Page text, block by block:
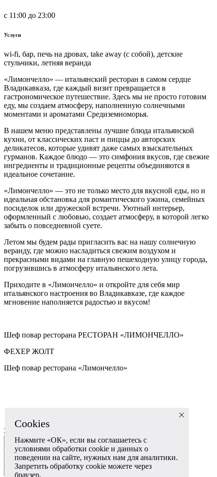
Cookies
Нажмите «ОК», если вы соглашаетесь с
условиями обработки cookie и данных о
поведении на сайте, нужных нам для аналитики.
Запретить обработку cookie можете через
браузер.
с 11:00 до 23:00
Услуги
wi-fi, бар, печь на дровах, take away (с собой), детские
стульчики, летняя веранда
«Лимончелло» — итальянский ресторан в самом сердце
Владикавказа, где каждый визит превращается в
гастрономическое путешествие. Здесь мы не просто готовим
еду, мы создаем атмосферу, наполненную солнечными
моментами и ароматами Средиземноморья.
В нашем меню представлены лучшие блюда итальянской
кухни, от классических паст и пиццы до авторских
деликатесов, которые удивят даже самых взыскательных
гурманов. Каждое блюдо — это симфония вкусов, где свежие
ингредиенты и традиционные рецепты объединяются в
идеальное сочетание.
«Лимончелло» — это не только место для вкусной еды, но и
идеальная обстановка для романтического ужина, семейных
посиделок или дружеской встречи. Уютный интерьер,
оформленный с любовью, создает атмосферу, в которой легко
забыть о повседневной суете.
Летом мы будем рады пригласить вас на нашу солнечную
веранду, где можно насладиться свежим воздухом и
прекрасными видами на главную пешеходную улицу города,
погрузившись в атмосферу итальянского лета.
Приходите в «Лимончелло» и откройте для себя мир
итальянского настроения во Владикавказе, где каждое
мгновение наполняется радостью и вкусом!
Шеф повар ресторана РЕСТОРАН «ЛИМОНЧЕЛЛО»
ФЕХЕР ЖОЛТ
Шеф повар ресторана «Лимончелло»
Забронировать стол